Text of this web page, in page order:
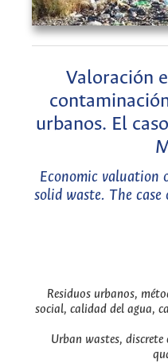
Valoración
urbanos. El
Economic valuation
solid waste. The
Residuos urbanos,
social, calidad del agua,
Urban wastes,